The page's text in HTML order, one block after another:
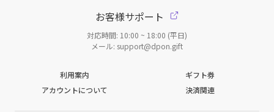
お客様サポート
対応時間: 10:00 ~ 18:00 (平日)
メール: support@dpon.gift
利用案内
ギフト券
アカウントについて
決済関連